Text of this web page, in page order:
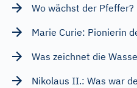
Wo wächst der Pfeffer?
Marie Curie: Pionierin
Was zeichnet die
Nikolaus II.: Was war